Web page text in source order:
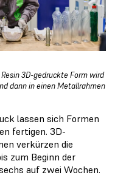
Resin 3D-gedruckte Form wird
dann in einen Metallrahmen
lassen sich Formen
fertigen. 3D-
verkürzen die
zum Beginn der
auf zwei Wochen.